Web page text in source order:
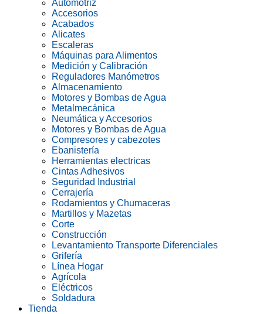
Automotriz
Accesorios
Acabados
Alicates
Escaleras
Máquinas para Alimentos
Medición y Calibración
Reguladores Manómetros
Almacenamiento
Motores y Bombas de Agua
Metalmecánica
Neumática y Accesorios
Motores y Bombas de Agua
Compresores y cabezotes
Ebanistería
Herramientas electricas
Cintas Adhesivos
Seguridad Industrial
Cerrajería
Rodamientos y Chumaceras
Martillos y Mazetas
Corte
Construcción
Levantamiento Transporte Diferenciales
Grifería
Línea Hogar
Agrícola
Eléctricos
Soldadura
Tienda